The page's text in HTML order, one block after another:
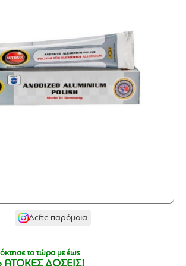
Δείτε παρόμοια
το τώρα με έως
ΑΤΟΚΕΣ ΔΟΣΕΙΣ!